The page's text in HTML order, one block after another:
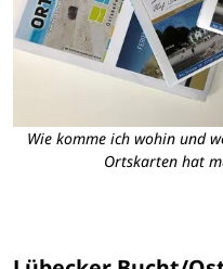
Wie komme ich wohin und
Ortskarten hat